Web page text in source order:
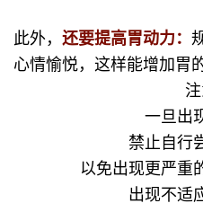
此外， 还要提高胃动力：
心情愉悦，这样能增加胃
一旦出
禁止自行
以免出现更严重
出现不适